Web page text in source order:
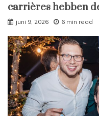
carrières hebben
juni 9, 2026 6 min read